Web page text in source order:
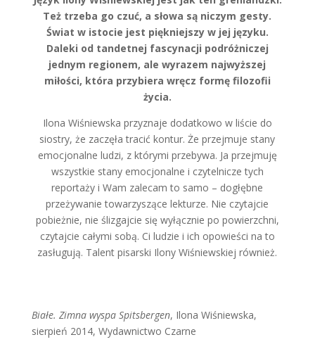
Też trzeba go czuć, a słowa są niczym gesty.
Świat w istocie jest piękniejszy w jej języku.
Daleki od tandetnej fascynacji podróżniczej
jednym regionem, ale wyrazem najwyższej
miłości, która przybiera wręcz formę filozofii
życia.
Ilona Wiśniewska przyznaje dodatkowo w liście do
siostry, że zaczęła tracić kontur. Że przejmuje stany
emocjonalne ludzi, z którymi przebywa. Ja przejmuję
wszystkie stany emocjonalne i czytelnicze tych
reportaży i Wam zalecam to samo – dogłębne
przeżywanie towarzyszące lekturze. Nie czytajcie
pobieżnie, nie ślizgajcie się wyłącznie po powierzchni,
czytajcie całymi sobą. Ci ludzie i ich opowieści na to
zasługują. Talent pisarski Ilony Wiśniewskiej również.
Białe. Zimna wyspa Spitsbergen, Ilona Wiśniewska,
sierpień 2014, Wydawnictwo Czarne